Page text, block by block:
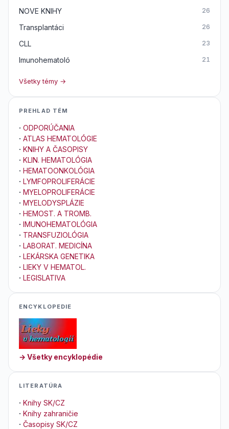
NOVE KNIHY 26
Transplantáci 26
CLL 23
Imunohematoló 21
Všetky témy →
PREHLAD TÉM
· ODPORÚČANIA
· ATLAS HEMATOLÓGIE
· KNIHY A ČASOPISY
· KLIN. HEMATOLÓGIA
· HEMATOONKOLÓGIA
· LYMFOPROLIFERÁCIE
· MYELOPROLIFERÁCIE
· MYELODYSPLÁZIE
· HEMOST. A TROMB.
· IMUNOHEMATOLÓGIA
· TRANSFUZIOLÓGIA
· LABORAT. MEDICÍNA
· LEKÁRSKA GENETIKA
· LIEKY V HEMATOL.
· LEGISLATIVA
ENCYKLOPEDIE
→ Všetky encyklopédie
LITERATÚRA
· Knihy SK/CZ
· Knihy zahraničie
· Časopisy SK/CZ